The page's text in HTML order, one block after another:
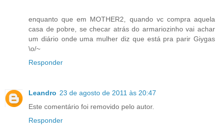
enquanto que em MOTHER2, quando vc compra aquela
casa de pobre, se checar atrás do armariozinho vai achar
um diário onde uma mulher diz que está pra parir Giygas
\o/~
Responder
Leandro 23 de agosto de 2011 às 20:47
Este comentário foi removido pelo autor.
Responder